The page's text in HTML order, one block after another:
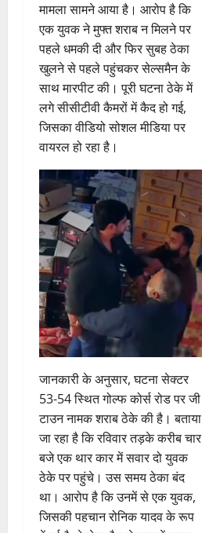
मामला सामने आया है। आरोप है कि
एक युवक ने मुफ्त शराब न मिलने पर
पहले धमकी दी और फिर सुबह ठेका
खुलने से पहले पहुंचकर सेल्समैन के
साथ मारपीट की। पूरी घटना ठेके में
लगे सीसीटीवी कैमरों में कैद हो गई,
जिसका वीडियो सोशल मीडिया पर
वायरल हो रहा है।
जानकारी के अनुसार, घटना सेक्टर
53-54 स्थित गोल्फ कोर्स रोड पर जी
टाउन नामक शराब ठेके की है। बताया
जा रहा है कि रविवार तड़के करीब चार
बजे एक थार कार में सवार दो युवक
ठेके पर पहुंचे। उस समय ठेका बंद
था। आरोप है कि उनमें से एक युवक,
जिसकी पहचान रोनिक यादव के रूप